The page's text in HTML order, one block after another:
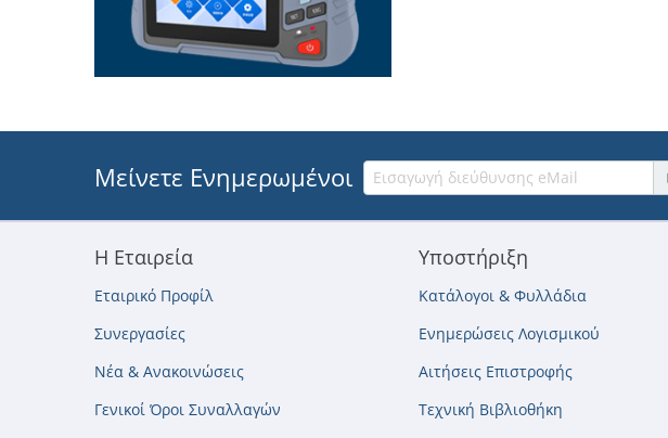
Μείνετε Ενημερωμένοι
Η Εταιρεία
Εταιρικό Προφίλ
Συνεργασίες
Νέα & Ανακοινώσεις
Γενικοί Όροι Συναλλαγών
Υποστήριξη
Κατάλογοι & Φυλλάδια
Ενημερώσεις Λογισμικού
Αιτήσεις Επιστροφής
Τεχνική Βιβλιοθήκη